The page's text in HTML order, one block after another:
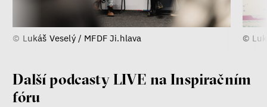
© Lukáš Veselý / MFDF Ji.hlava ©
Další podcasty LIVE na Inspiračním
fóru